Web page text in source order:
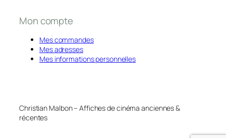
Mon compte
Mes commandes
Mes adresses
Mes informations personnelles
Christian Malbon – Affiches de cinéma anciennes &
récentes